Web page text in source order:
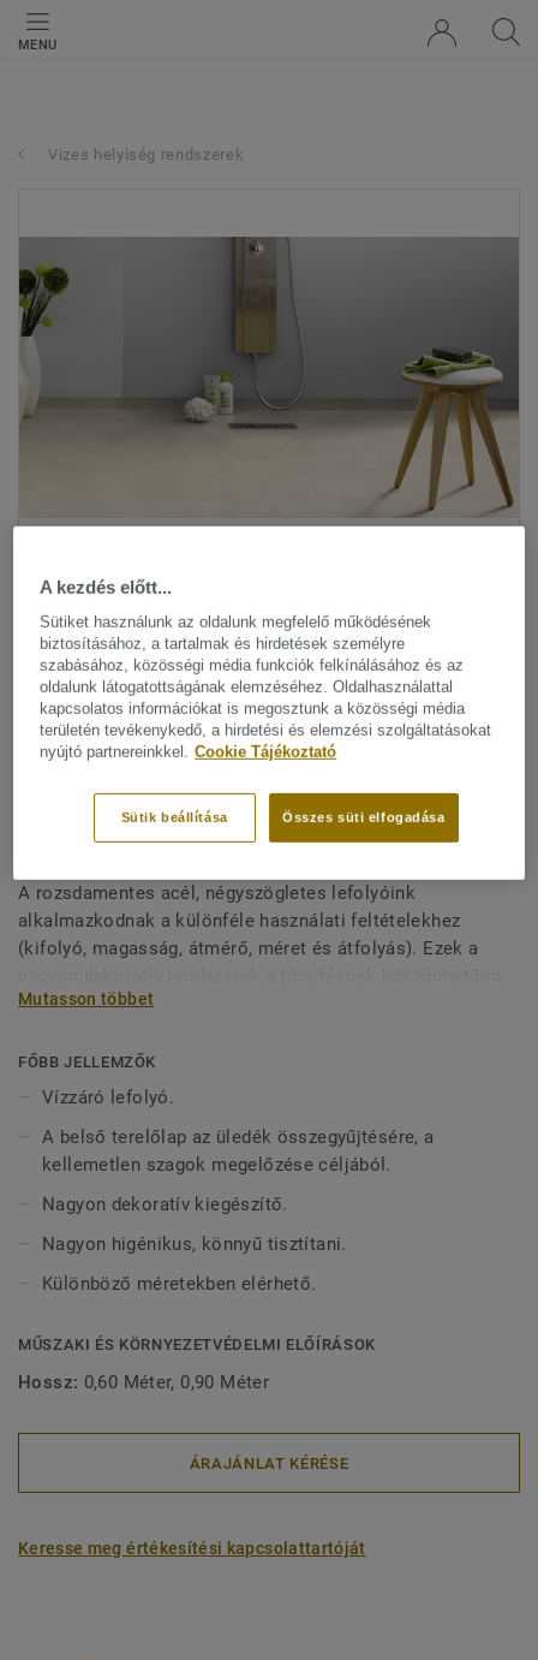
MENU
Vizes helyiség rendszerek
Minden dizájn megtekitése. (5)
Négyszögletes lefolyók
A rozsdamentes acél, négyszögletes lefolyóink
alkalmazkodnak a különféle használati feltételekhez
(kifolyó, magasság, átmérő, méret és átfolyás). Ezek a
vízzáró lefolyóval szolgálnak. A belső terelőlap a
üledékeket. 2 részből áll: rendelhető rozsdamentes acél
rács + hozzáillő lefolyó.
Mutasson többet
FŐBB JELLEMZŐK
Vízzáró lefolyó.
A belső terelőlap az üledék összegyűjtésére, a
kellemetlen szagok megelőzése céljából.
Nagyon dekoratív kiegészítő.
Nagyon higénikus, könnyű tisztítani.
Különböző méretekben elérhető.
MŰSZAKI ÉS KÖRNYEZETVÉDELMI ELŐÍRÁSOK
Hossz: 0,60 Méter, 0,90 Méter
ÁRAJÁNLAT KÉRÉSE
Keresse meg értékesítési kapcsolattartóját
A kezdés előtt...
Sütiket használunk az oldalunk megfelelő működésének
biztosításához, a tartalmak és hirdetések személyre
szabásához, közösségi média funkciók felkínálásához és az
oldalunk látogatottságának elemzéséhez. Oldalhasználattal
kapcsolatos információkat is megosztunk a közösségi média
területén tevékenykedő, a hirdetési és elemzési szolgáltatásokat
nyújtó partnereinkkel. Cookie Tájékoztató
Összes süti elfogadása
Sütik beállítása